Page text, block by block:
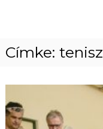
Címke: tenisz